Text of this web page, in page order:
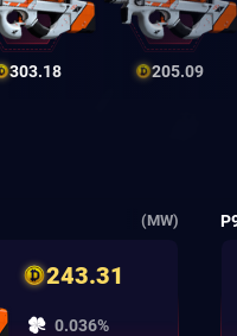
303.18 205.09
(MW)
243.31
0.036%